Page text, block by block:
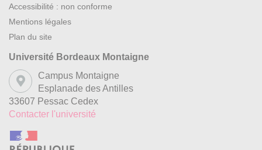
Accessibilité : non conforme
Mentions légales
Plan du site
Université Bordeaux Montaigne
Campus Montaigne
Esplanade des Antilles
33607 Pessac Cedex
Contacter l'université